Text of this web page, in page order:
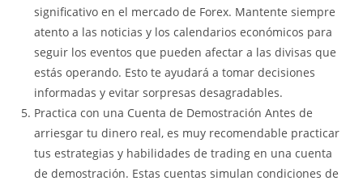
significativo en el mercado de Forex. Mantente siempre
atento a las noticias y los calendarios económicos para
seguir los eventos que pueden afectar a las divisas que
estás operando. Esto te ayudará a tomar decisiones
informadas y evitar sorpresas desagradables.
Practica con una Cuenta de Demostración Antes de
arriesgar tu dinero real, es muy recomendable practicar
tus estrategias y habilidades de trading en una cuenta
de demostración. Estas cuentas simulan condiciones de